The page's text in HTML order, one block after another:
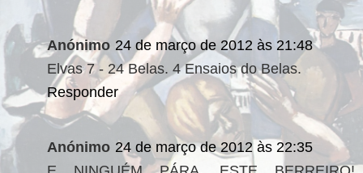
Anónimo 24 de março de 2012 às 21:48
Elvas 7 - 24 Belas. 4 Ensaios do Belas.
Responder
Anónimo 24 de março de 2012 às 22:35